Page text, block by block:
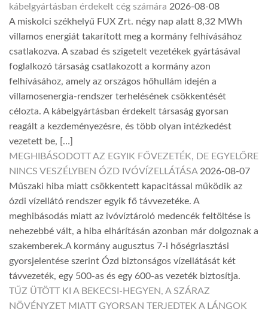
kábelgyártásban érdekelt cég számára 2026-08-08
A miskolci székhelyű FUX Zrt. négy nap alatt 8,32 MWh
villamos energiát takarított meg a kormány felhívásához
csatlakozva. A szabad és szigetelt vezetékek gyártásával
foglalkozó társaság csatlakozott a kormány azon
felhívásához, amely az országos hőhullám idején a
villamosenergia-rendszer terhelésének csökkentését
célozta. A kábelgyártásban érdekelt társaság gyorsan
reagált a kezdeményezésre, és több olyan intézkedést
vezetett be, […]
MEGHIBÁSODOTT AZ EGYIK FŐVEZETÉK, DE EGYELŐRE
NINCS VESZÉLYBEN ÓZD IVÓVÍZELLÁTÁSA 2026-08-07
Műszaki hiba miatt csökkentett kapacitással működik az
ózdi vízellátó rendszer egyik fő távvezetéke. A
meghibásodás miatt az ivóvíztároló medencék feltöltése is
nehezebbé vált, a hiba elhárításán azonban már dolgoznak a
szakemberek.A kormány augusztus 7-i hőségriasztási
gyorsjelentése szerint Ózd biztonságos vízellátását két
távvezeték, egy 500-as és egy 600-as vezeték biztosítja.
TŰZ ÜTÖTT KI A BEKECSI-HEGYEN, A SZÁRAZ
NÖVÉNYZET MIATT GYORSAN TERJEDTEK A LÁNGOK